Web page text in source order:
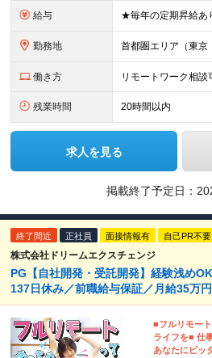
給与
勤務地
働き方 リモートワーク相談
残業時間 20時間以内
求人を見る
掲載終了予定日：
終了間近 正社員 面接情報有 自己PR不要
株式会社ドリームエクスチェンジ
PG【自社開発・受託開発】経験浅め
137日休み／前職給与保証／月給35万
■フルリモー
ライフを■ 仕
あなたにピッ